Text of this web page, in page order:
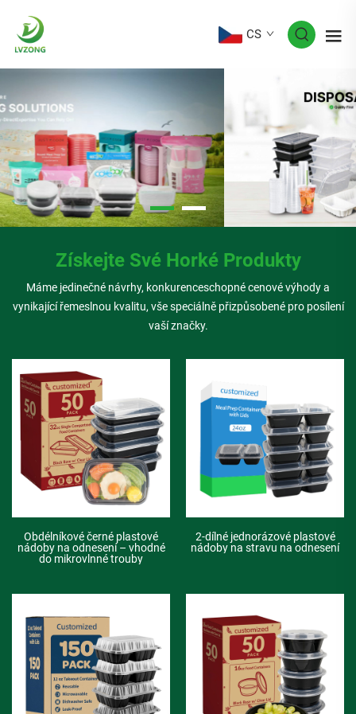
CS
Získejte Své Horké Produkty
Máme jedinečné návrhy, konkurenceschopné cenové výhody a
vynikající řemeslnou kvalitu, vše speciálně přizpůsobené pro posílení
vaší značky.
Obdélníkové černé plastové
nádoby na odnesení – vhodné
do mikrovlnné trouby
2-dílné jednorázové plastové
nádoby na stravu na odnesení